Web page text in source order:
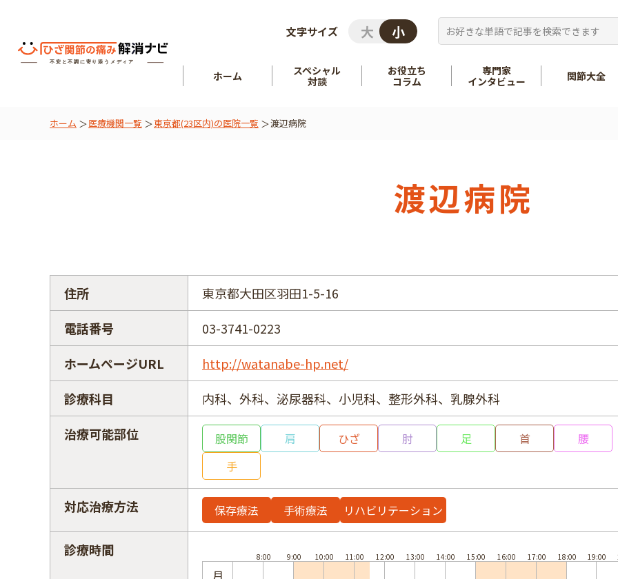
文字サイズ
ホーム
スペシャル
対談
お役立ち
コラム
専門家
インタビュー
関節大全
ホーム 医療機関一覧 東京都(23区内)の医院一覧 渡辺病院
渡辺病院
住所
東京都大田区羽田1-5-16
電話番号
03-3741-0223
ホームページURL
http://watanabe-hp.net/
診療科目
内科、外科、泌尿器科、小児科、整形外科、乳腺外科
治療可能部位
股関節 肩 ひざ 肘 足 首
腰
手
対応治療方法 保存療法 手術療法 リハビリテーション
診療時間
月